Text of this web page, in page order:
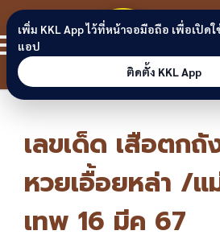
Skip to content
ขอ
ลิ
เลขเด็ด เสือตกถั
หวยเอื้อยหล่า /แ
เทพ 16 มีค 67
เพิ่ม KKL App ไว้ที่หน้าจอมือถือ เพื่อเปิด
แอป
ติดตั้ง KKL App